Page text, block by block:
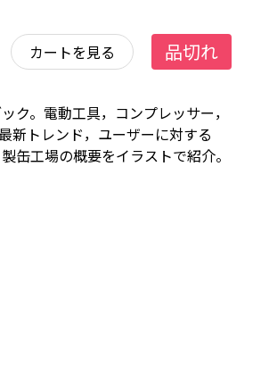
カートを見る 品切れ
。電動工具，コンプレッサー，
新トレンド，ユーザーに対する
缶工場の概要をイラストで紹介。